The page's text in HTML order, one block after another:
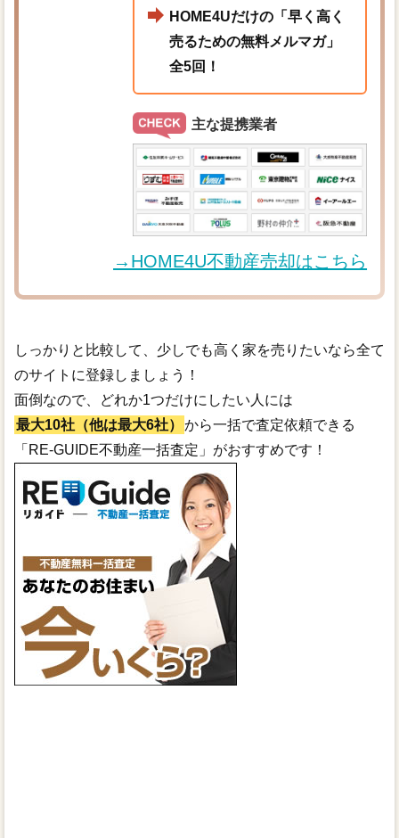
HOME4Uだけの「早く高く
売るための無料メルマガ」
全5回！
主な提携業者
→HOME4U不動産売却はこちら
しっかりと比較して、少しでも高く家を売りたいなら全て
のサイトに登録しましょう！
面倒なので、どれか1つだけにしたい人には
最大10社（他は最大6社）
から一括で査定依頼できる
「RE-GUIDE不動産一括査定」がおすすめです！